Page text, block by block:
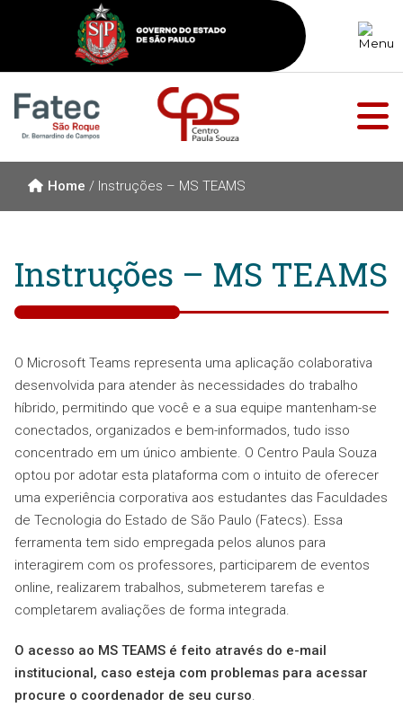
Home / Instruções – MS TEAMS
Instruções – MS TEAMS
O Microsoft Teams representa uma aplicação colaborativa
desenvolvida para atender às necessidades do trabalho
híbrido, permitindo que você e a sua equipe mantenham-se
conectados, organizados e bem-informados, tudo isso
concentrado em um único ambiente. O Centro Paula Souza
optou por adotar esta plataforma com o intuito de oferecer
uma experiência corporativa aos estudantes das Faculdades
de Tecnologia do Estado de São Paulo (Fatecs). Essa
ferramenta tem sido empregada pelos alunos para
interagirem com os professores, participarem de eventos
online, realizarem trabalhos, submeterem tarefas e
completarem avaliações de forma integrada.
O acesso ao MS TEAMS é feito através do e-mail
institucional, caso esteja com problemas para acessar
procure o coordenador de seu curso.